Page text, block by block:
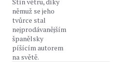
němuž se jeho
tvůrce stal
nejprodávanějším
španělsky
píšícím autorem
na světě.